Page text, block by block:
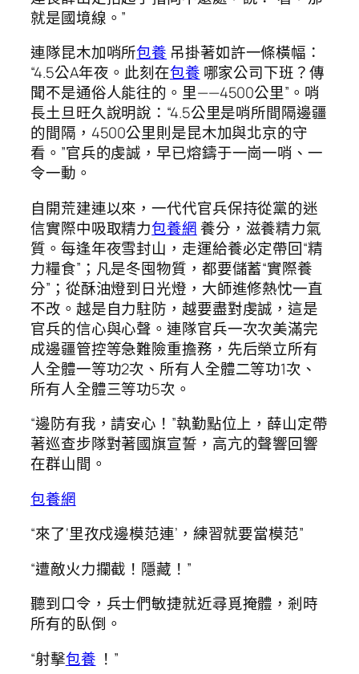
就是國境線。”
連隊昆木加哨所包養 吊掛著如許一條橫幅：
“4.5公A年夜。此刻在包養 哪家公司下班？傳
聞不是通俗人能往的。里——4500公里”。哨
長土旦旺久說明說：“4.5公里是哨所間隔邊疆
的間隔，4500公里則是昆木加與北京的守
看。”官兵的虔誠，早已熔鑄于一崗一哨、一
令一動。
自開荒建連以來，一代代官兵保持從黨的迷
信實際中吸取精力包養網養分，滋養精力氣
質。每逢年夜雪封山，走運給養必定帶回“精
力糧食”；凡是冬囤物質，都要儲蓄“實際養
分”；從酥油燈到日光燈，大師進修熱忱一直
不改。越是自力駐防，越要盡對虔誠，這是
官兵的信心與心聲。連隊官兵一次次美滿完
成邊疆管控等急難險重擔務，先后榮立所有
人全體一等功2次、所有人全體二等功1次、
所有人全體三等功5次。
“邊防有我，請安心！”執勤點位上，薛山定帶
著巡查步隊對著國旗宣誓，高亢的聲響回響
在群山間。
包養網
“來了‘里孜戍邊模范連’，練習就要當模范”
“遭敵火力攔截！隱藏！”
聽到口令，兵士們敏捷就近尋覓掩體，剎時
所有的臥倒。
“射擊包養 ！”